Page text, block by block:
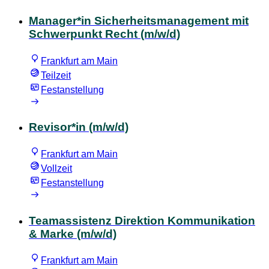
Manager*in Sicherheitsmanagement mit
Schwerpunkt Recht (m/w/d)
Frankfurt am Main
Teilzeit
Festanstellung
Revisor*in (m/w/d)
Frankfurt am Main
Vollzeit
Festanstellung
Teamassistenz Direktion Kommunikation
& Marke (m/w/d)
Frankfurt am Main